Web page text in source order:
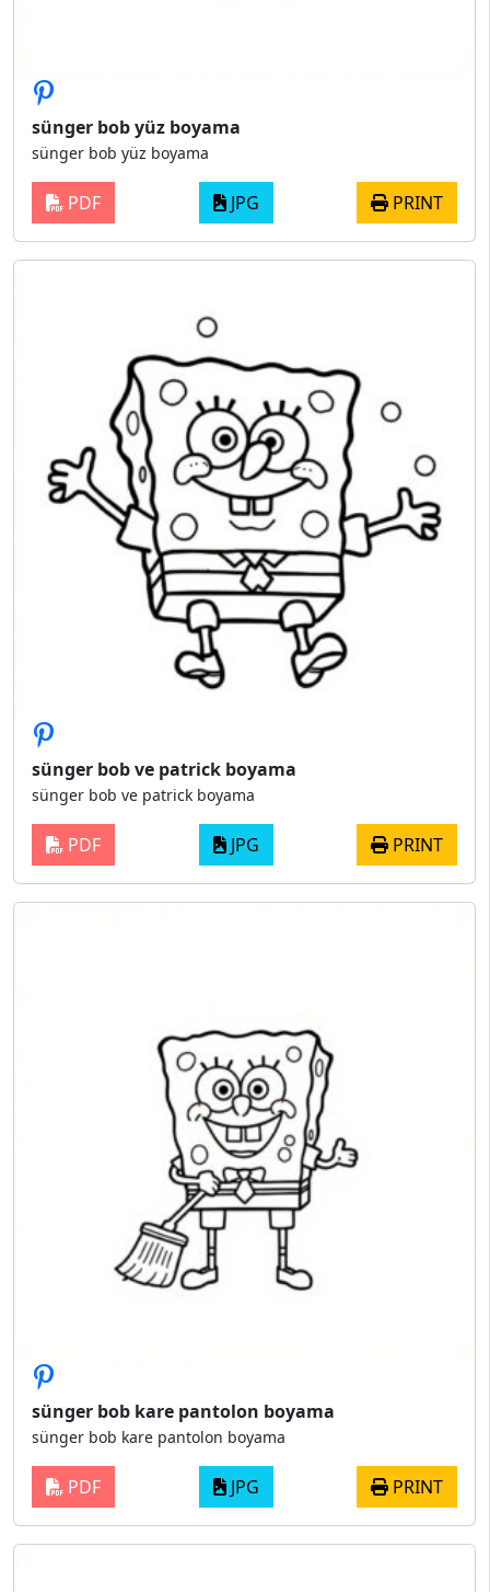
sünger bob yüz boyama
sünger bob yüz boyama
PDF JPG PRINT
sünger bob ve patrick boyama
sünger bob ve patrick boyama
PDF JPG PRINT
sünger bob kare pantolon boyama
sünger bob kare pantolon boyama
PDF JPG PRINT